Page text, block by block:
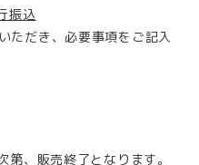
振込
ただき、必要事項をご記入
、販売終了となります。